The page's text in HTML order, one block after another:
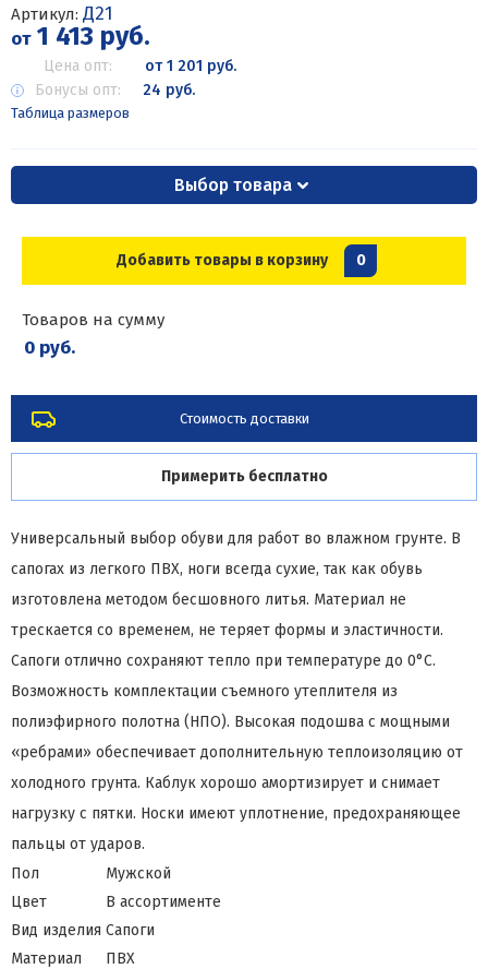
Артикул: Д21
от1 413 руб.
Цена опт:
от 1 201 руб.
Бонусы опт:
24 руб.
Таблица размеров
Выбор товара
Добавить товары в корзину 0
Товаров на сумму
0 руб.
Стоимость доставки
Примерить бесплатно
Универсальный выбор обуви для работ во влажном грунте. В
сапогах из легкого ПВХ, ноги всегда сухие, так как обувь
изготовлена методом бесшовного литья. Материал не
трескается со временем, не теряет формы и эластичности.
Сапоги отлично сохраняют тепло при температуре до 0°С.
Возможность комплектации съемного утеплителя из
полиэфирного полотна (НПО). Высокая подошва с мощными
«ребрами» обеспечивает дополнительную теплоизоляцию от
холодного грунта. Каблук хорошо амортизирует и снимает
нагрузку с пятки. Носки имеют уплотнение, предохраняющее
пальцы от ударов.
Пол
Мужской
Цвет
В ассортименте
Вид изделия Сапоги
Материал
ПВХ